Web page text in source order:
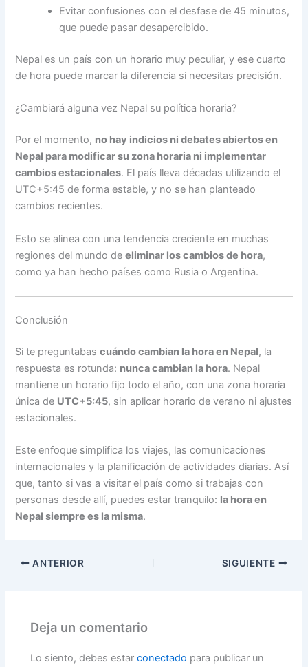
Evitar confusiones con el desfase de 45 minutos,
que puede pasar desapercibido.
Nepal es un país con un horario muy peculiar, y ese cuarto
de hora puede marcar la diferencia si necesitas precisión.
¿Cambiará alguna vez Nepal su política horaria?
Por el momento, no hay indicios ni debates abiertos en
Nepal para modificar su zona horaria ni implementar
cambios estacionales. El país lleva décadas utilizando el
UTC+5:45 de forma estable, y no se han planteado
cambios recientes.
Esto se alinea con una tendencia creciente en muchas
regiones del mundo deeliminar los cambios de hora,
como ya han hecho países como Rusia o Argentina.
Conclusión
Si te preguntabascuándo cambian la hora en Nepal, la
respuesta es rotunda: nunca cambian la hora. Nepal
mantiene un horario fijo todo el año, con una zona horaria
única de UTC+5:45, sin aplicar horario de verano ni ajustes
estacionales.
Este enfoque simplifica los viajes, las comunicaciones
internacionales y la planificación de actividades diarias. Así
que, tanto si vas a visitar el país como si trabajas con
personas desde allí, puedes estar tranquilo: la hora en
Nepal siempre es la misma.
ANTERIOR SIGUIENTE
Deja un comentario
Lo siento, debes estarconectado para publicar un